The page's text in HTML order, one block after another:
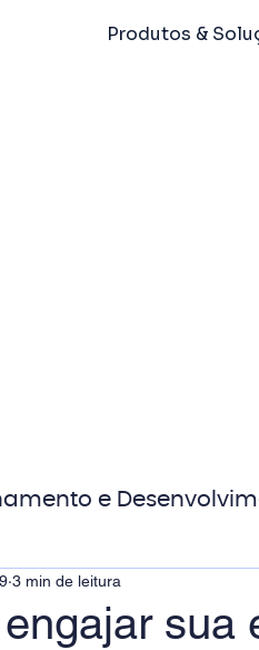
Produtos &
e
MicroPower
sua
3 min de leitura